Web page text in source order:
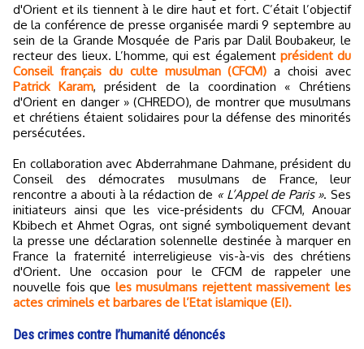
d'Orient et ils tiennent à le dire haut et fort. C’était l’objectif
de la conférence de presse organisée mardi 9 septembre au
sein de la Grande Mosquée de Paris par Dalil Boubakeur, le
recteur des lieux. L’homme, qui est également président du
Conseil français du culte musulman (CFCM) a choisi avec
Patrick Karam, président de la coordination « Chrétiens
d'Orient en danger » (CHREDO), de montrer que musulmans
et chrétiens étaient solidaires pour la défense des minorités
persécutées.
En collaboration avec Abderrahmane Dahmane, président du
Conseil des démocrates musulmans de France, leur
rencontre a abouti à la rédaction de « L’Appel de Paris ». Ses
initiateurs ainsi que les vice-présidents du CFCM, Anouar
Kbibech et Ahmet Ogras, ont signé symboliquement devant
la presse une déclaration solennelle destinée à marquer en
France la fraternité interreligieuse vis-à-vis des chrétiens
d'Orient. Une occasion pour le CFCM de rappeler une
nouvelle fois que les musulmans rejettent massivement les
actes criminels et barbares de l’Etat islamique (EI).
Des crimes contre l’humanité dénoncés